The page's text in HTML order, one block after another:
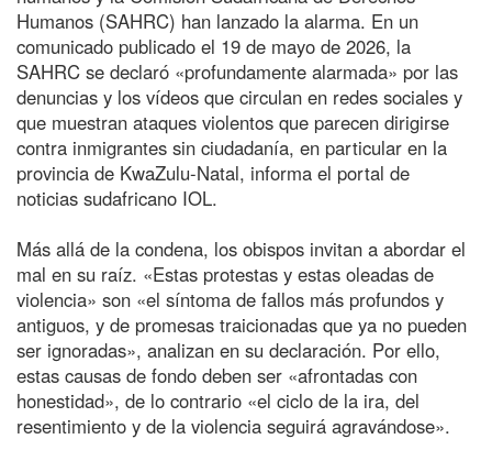
Humanos (SAHRC) han lanzado la alarma. En un
comunicado publicado el 19 de mayo de 2026, la
SAHRC se declaró «profundamente alarmada» por las
denuncias y los vídeos que circulan en redes sociales y
que muestran ataques violentos que parecen dirigirse
contra inmigrantes sin ciudadanía, en particular en la
provincia de KwaZulu-Natal, informa el portal de
noticias sudafricano IOL.
Más allá de la condena, los obispos invitan a abordar el
mal en su raíz. «Estas protestas y estas oleadas de
violencia» son «el síntoma de fallos más profundos y
antiguos, y de promesas traicionadas que ya no pueden
ser ignoradas», analizan en su declaración. Por ello,
estas causas de fondo deben ser «afrontadas con
honestidad», de lo contrario «el ciclo de la ira, del
resentimiento y de la violencia seguirá agravándose».